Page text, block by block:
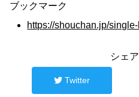
ブックマーク
https://shouchan.jp/
シェ
Twitter